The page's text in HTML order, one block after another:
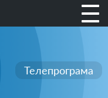
Телепрограма